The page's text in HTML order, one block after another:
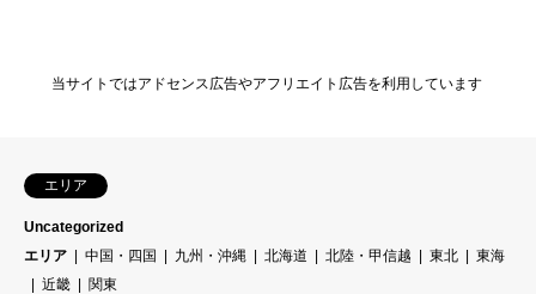
当サイトではアドセンス広告やアフリエイト広告を利用しています
エリア
Uncategorized
エリア
中国・四国 九州・沖縄 北海道 北陸・甲信越 東北
東海
近畿
関東